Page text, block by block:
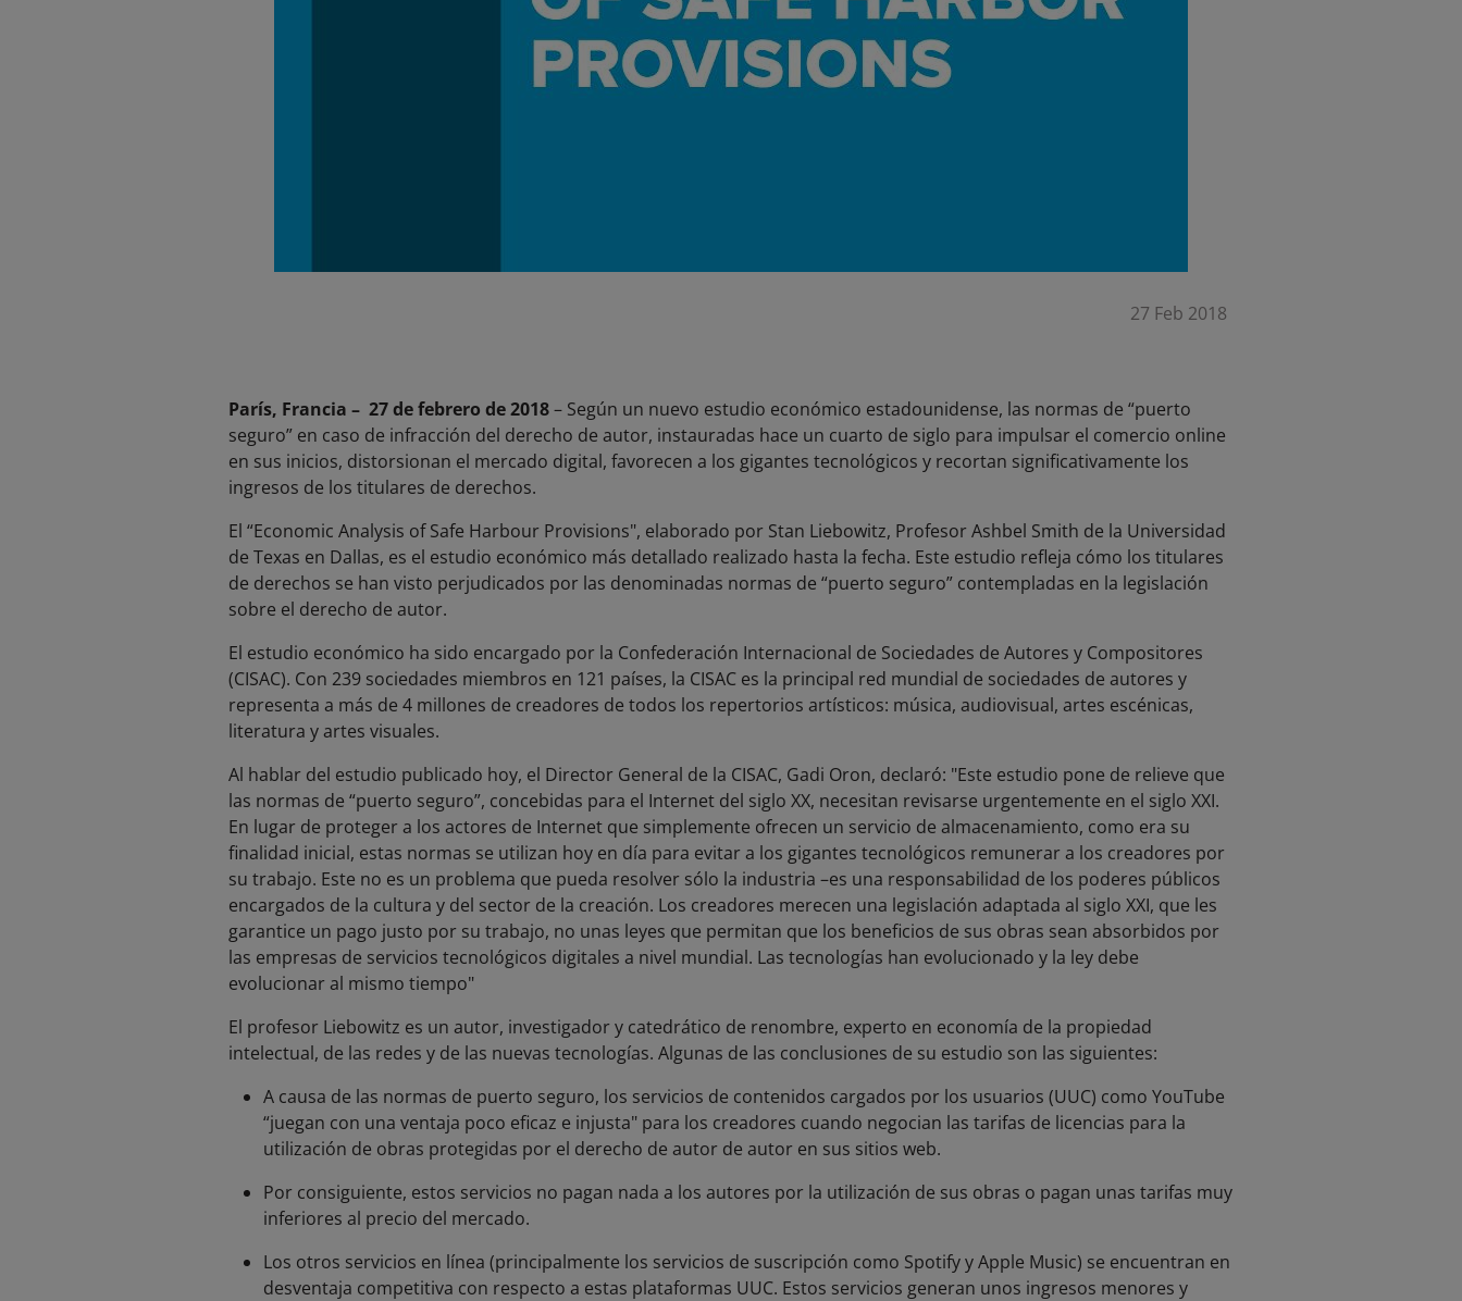
27 Feb 2018
París, Francia – 27 de febrero de 2018– Según un nuevo estudio económico estadounidense, las normas de “puerto
seguro” en caso de infracción del derecho de autor, instauradas hace un cuarto de siglo para impulsar el comercio online
en sus inicios, distorsionan el mercado digital, favorecen a los gigantes tecnológicos y recortan significativamente los
ingresos de los titulares de derechos.
El “Economic Analysis of Safe Harbour Provisions", elaborado por Stan Liebowitz, Profesor Ashbel Smith de la Universidad
de Texas en Dallas, es el estudio económico más detallado realizado hasta la fecha. Este estudio refleja cómo los titulares
de derechos se han visto perjudicados por las denominadas normas de “puerto seguro” contempladas en la legislación
sobre el derecho de autor.
El estudio económico ha sido encargado por la Confederación Internacional de Sociedades de Autores y Compositores
(CISAC). Con 239 sociedades miembros en 121 países, la CISAC es la principal red mundial de sociedades de autores y
representa a más de 4 millones de creadores de todos los repertorios artísticos: música, audiovisual, artes escénicas,
literatura y artes visuales.
Al hablar del estudio publicado hoy, el Director General de la CISAC, Gadi Oron, declaró: "Este estudio pone de relieve que
las normas de “puerto seguro”, concebidas para el Internet del siglo XX, necesitan revisarse urgentemente en el siglo XXI.
En lugar de proteger a los actores de Internet que simplemente ofrecen un servicio de almacenamiento, como era su
finalidad inicial, estas normas se utilizan hoy en día para evitar a los gigantes tecnológicos remunerar a los creadores por
su trabajo. Este no es un problema que pueda resolver sólo la industria –es una responsabilidad de los poderes públicos
encargados de la cultura y del sector de la creación. Los creadores merecen una legislación adaptada al siglo XXI, que les
garantice un pago justo por su trabajo, no unas leyes que permitan que los beneficios de sus obras sean absorbidos por
las empresas de servicios tecnológicos digitales a nivel mundial. Las tecnologías han evolucionado y la ley debe
evolucionar al mismo tiempo"
El profesor Liebowitz es un autor, investigador y catedrático de renombre, experto en economía de la propiedad
intelectual, de las redes y de las nuevas tecnologías. Algunas de las conclusiones de su estudio son las siguientes:
A causa de las normas de puerto seguro, los servicios de contenidos cargados por los usuarios (UUC) como YouTube
“juegan con una ventaja poco eficaz e injusta" para los creadores cuando negocian las tarifas de licencias para la
utilización de obras protegidas por el derecho de autor de autor en sus sitios web.
Por consiguiente, estos servicios no pagan nada a los autores por la utilización de sus obras o pagan unas tarifas muy
inferiores al precio del mercado.
Los otros servicios en línea (principalmente los servicios de suscripción como Spotify y Apple Music) se encuentran en
desventaja competitiva con respecto a estas plataformas UUC. Estos servicios generan unos ingresos menores y